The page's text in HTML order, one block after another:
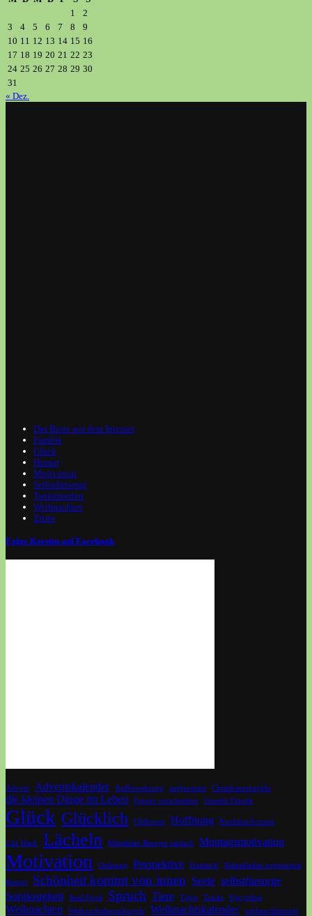
1
2
3
4 5 6 7 8
9
10 11 12 13 14 15 16
17 18 19 20 21 22 23
24 25 26 27 28 29 30
31
« Dez.
Das Beste aus dem Internet
Familie
Glück
Humor
Motivation
Selbstfürsorge
Twitterperlen
Weihnachten
Zitate
Folge Kerstin auf Facebook
Advent Adventskalender Aufbewahrung aufgeräumt Christbaumkugeln
die kleinen Dinge im Leben Freude verschenken Geteilte Freude
Glück Glücklich Glühwein Hoffnung Knoblauchcreme
Life Hack Lächeln Mittelalter Rezepte einfach Montagsmotivation
Motivation Ordnung Perspektive Praktisch Rahmfladen vegetarisch
Rezept Schönheit kommt von innen Seele selbstfürsorge
Sorglosigkeit
Soul Food Spruch Tiere Tipps Tricks Upcycling
Weihnachten Weihnachtsbaumkugeln Weihnachtskalender
weihnachtsmarkt